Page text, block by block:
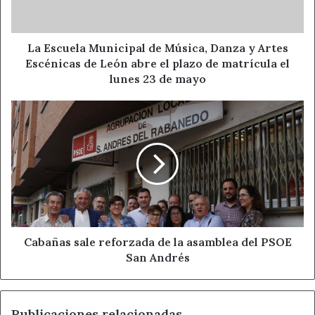
Escénicas
León
plazo
de
matrícula
el
lunes
23
de
mayo
La Escuela Municipal de Música, Danza y Artes
Escénicas de León abre el plazo de matrícula el
lunes 23 de mayo
Cabañas
sale
reforzada
de
la
asamblea
del
PSOE
San
Andrés
Cabañas sale reforzada de la asamblea del PSOE
San Andrés